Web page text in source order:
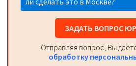
ЗАДАТЬ ВОПРОС
Отправляя вопрос, Вы
обработку